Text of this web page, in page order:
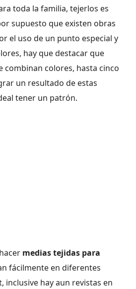
toda la familia, tejerlos es
supuesto que existen obras
el uso de un punto especial y
hay que destacar que
combinan colores, hasta cinco
un resultado de estas
tener un patrón.
medias tejidas para
fácilmente en diferentes
inclusive hay aun revistas en